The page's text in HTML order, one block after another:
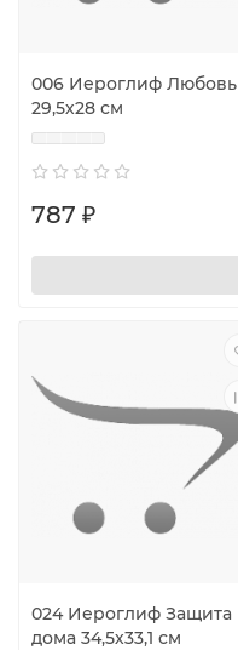
006 Иероглиф Любовь
29,5х28 см
787 ₽
024 Иероглиф Защита
дома 34,5х33,1 см